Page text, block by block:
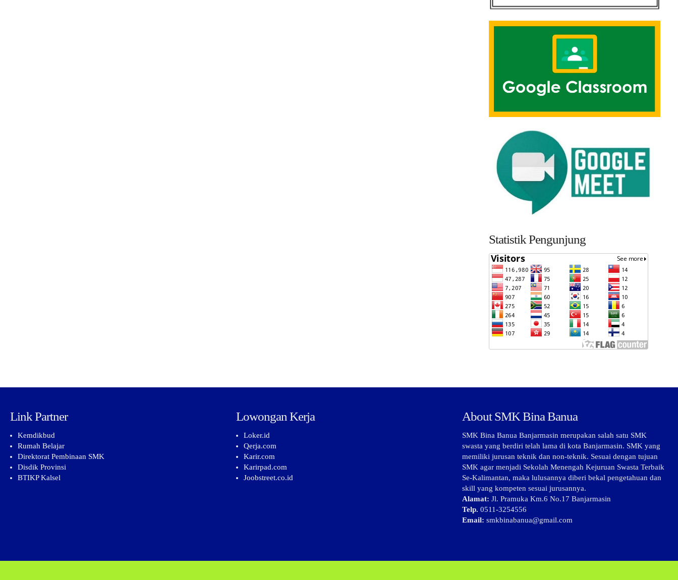
Statistik Pengunjung
Link Partner
Kemdikbud
Rumah Belajar
Direktorat Pembinaan SMK
Disdik Provinsi
BTIKP Kalsel
Lowongan Kerja
Loker.id
Qerja.com
Karir.com
Karirpad.com
Joobstreet.co.id
About SMK Bina Banua
SMK Bina Banua Banjarmasin merupakan salah satu SMK
swasta yang berdiri telah lama di kota Banjarmasin. SMK yang
memiliki jurusan teknik dan non-teknik. Sesuai dengan tujuan
SMK agar menjadi Sekolah Menengah Kejuruan Swasta Terbaik
Se-Kalimantan, maka lulusannya diberi bekal pengetahuan dan
skill yang kompeten sesuai jurusannya.
Alamat: Jl. Pramuka Km.6 No.17 Banjarmasin
Telp. 0511-3254556
Email: smkbinabanua@gmail.com